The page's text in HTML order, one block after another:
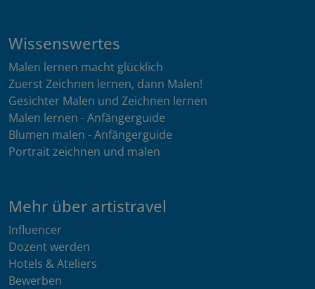
Wissenswertes
Malen lernen macht glücklich
Zuerst Zeichnen lernen, dann Malen!
Gesichter Malen und Zeichnen lernen
Malen lernen - Anfängerguide
Blumen malen - Anfängerguide
Portrait zeichnen und malen
Mehr über artistravel
Influencer
Dozent werden
Hotels & Ateliers
Bewerben